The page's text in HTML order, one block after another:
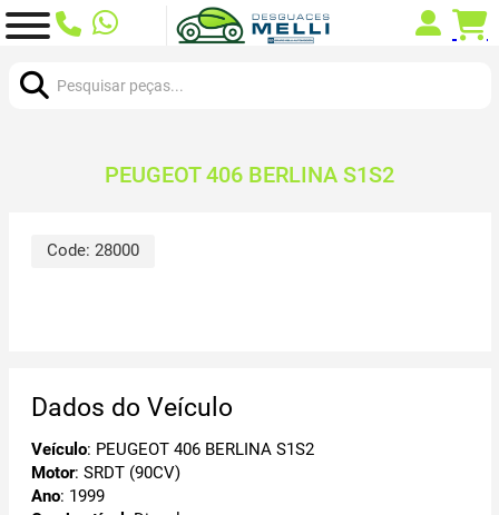
PEUGEOT 406 BERLINA S1S2
Code: 28000
Dados do Veículo
Veículo: PEUGEOT 406 BERLINA S1S2
Motor: SRDT (90CV)
Ano: 1999